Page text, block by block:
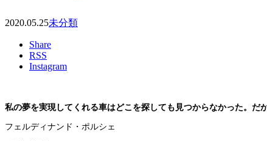
2020.05.25未分類
Share
RSS
Instagram
私の夢を実現してくれる車はどこを探しても見つからなかった。だ
フェルディナンド・ポルシェ